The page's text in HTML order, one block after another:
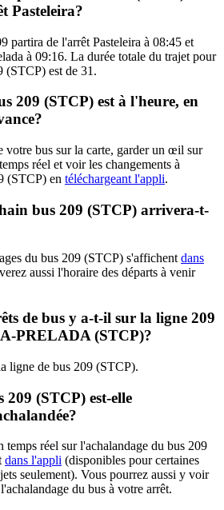
Pasteleira?
partira de l'arrêt Pasteleira à 08:45 et
à 09:16. La durée totale du trajet pour
(STCP) est de 31.
209 (STCP) est à l'heure, en
votre bus sur la carte, garder un œil sur
réel et voir les changements à
(STCP) en téléchargeant l'appli.
bus 209 (STCP) arrivera-t-
du bus 209 (STCP) s'affichent dans
aussi l'horaire des départs à venir
de bus y a-t-il sur la ligne 209
PRELADA (STCP)?
ligne de bus 209 (STCP).
209 (STCP) est-elle
temps réel sur l'achalandage du bus 209
dans l'appli (disponibles pour certaines
seulement). Vous pourrez aussi y voir
du bus à votre arrêt.